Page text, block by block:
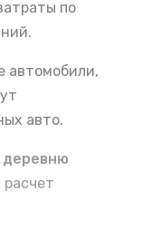
по
автомобили,
авто.
деревню
расчет